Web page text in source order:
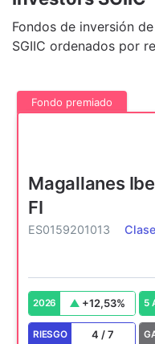
Fondos de inversión
SGIIC ordenados por
Fondo premiado
Magallanes
FI
ES0159201013
2026 +12,53% 5
RIESGO 4 /7